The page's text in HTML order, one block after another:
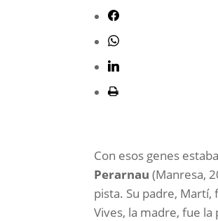
Con esos genes
Perarnau (Manresa,
pista. Su padre, Martí,
Vives, la madre, fue